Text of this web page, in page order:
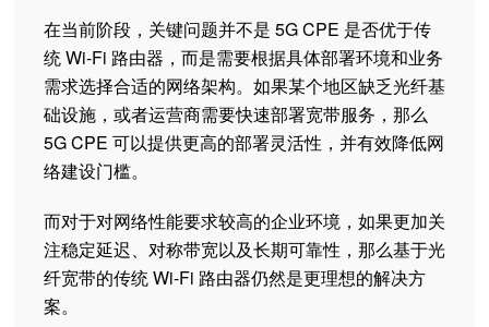
在当前阶段，关键问题并不是 5G CPE 是否优于传
统 Wi-Fi 路由器，而是需要根据具体部署环境和业务
需求选择合适的网络架构。如果某个地区缺乏光纤基
础设施，或者运营商需要快速部署宽带服务，那么
5G CPE 可以提供更高的部署灵活性，并有效降低网
络建设门槛。
而对于对网络性能要求较高的企业环境，如果更加关
注稳定延迟、对称带宽以及长期可靠性，那么基于光
纤宽带的传统 Wi-Fi 路由器仍然是更理想的解决方
案。